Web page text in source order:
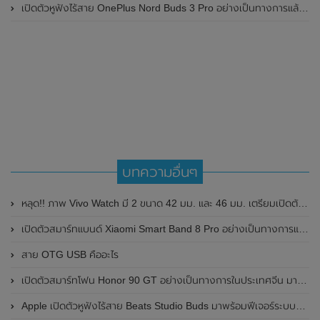
เปิดตัวหูฟังไร้สาย OnePlus Nord Buds 3 Pro อย่างเป็นทางการแล้ว มาพร้อมระบบตัดเสียงรบกวน (ANC) สามารถลดเสียงรบกวนได้ 49dB และแบตเตอรี่สุดอึดใช้งานได้นานสูงสุดถึง 44 ชั่วโมง
บทความอื่นๆ
หลุด!! ภาพ Vivo Watch มี 2 ขนาด 42 มม. และ 46 มม. เตรียมเปิดตัวในวันที่ 22 กันยายน 2020 นี้
เปิดตัวสมาร์ทแบนด์ Xiaomi Smart Band 8 Pro อย่างเป็นทางการแล้วในประเทศจีน มาพร้อมหน้าจอแสดงผล 60Hz และแบตเตอรี่สามารถใช้งานนาน 14 วัน
สาย OTG USB คืออะไร
เปิดตัวสมาร์ทโฟน Honor 90 GT อย่างเป็นทางการในประเทศจีน มาพร้อมชิปเซ็ต Snapdragon 8 Gen 2 และRAM สูงสุดถึง 24GB
Apple เปิดตัวหูฟังไร้สาย Beats Studio Buds มาพร้อมฟีเจอร์ระบบตัดเสียงรบกวน ANC ในราคาเพียง 5,500 บาท